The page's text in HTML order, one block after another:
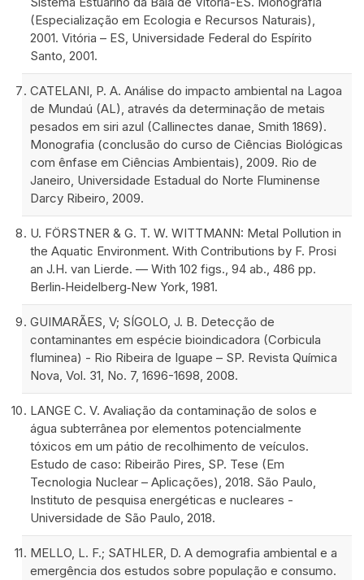
(Especialização em Ecologia e Recursos Naturais),
2001. Vitória – ES, Universidade Federal do Espírito
Santo, 2001.
CATELANI, P. A. Análise do impacto ambiental na Lagoa
de Mundaú (AL), através da determinação de metais
pesados em siri azul (Callinectes danae, Smith 1869).
Monografia (conclusão do curso de Ciências Biológicas
com ênfase em Ciências Ambientais), 2009. Rio de
Janeiro, Universidade Estadual do Norte Fluminense
Darcy Ribeiro, 2009.
U. FÖRSTNER & G. T. W. WITTMANN: Metal Pollution in
the Aquatic Environment. With Contributions by F. Prosi
an J.H. van Lierde. — With 102 figs., 94 ab., 486 pp.
Berlin‐Heidelberg‐New York, 1981.
GUIMARÃES, V; SÍGOLO, J. B. Detecção de
contaminantes em espécie bioindicadora (Corbicula
fluminea) - Rio Ribeira de Iguape – SP. Revista Química
Nova, Vol. 31, No. 7, 1696-1698, 2008.
LANGE C. V. Avaliação da contaminação de solos e
água subterrânea por elementos potencialmente
tóxicos em um pátio de recolhimento de veículos.
Estudo de caso: Ribeirão Pires, SP. Tese (Em
Tecnologia Nuclear – Aplicações), 2018. São Paulo,
Instituto de pesquisa energéticas e nucleares -
Universidade de São Paulo, 2018.
MELLO, L. F.; SATHLER, D. A demografia ambiental e a
emergência dos estudos sobre população e consumo.